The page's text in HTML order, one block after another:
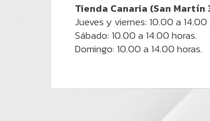
Tienda Canaria (San Martín
Jueves y viernes: 10.00 a
Sábado: 10.00 a 14.00 horas.
Domingo: 10.00 a 14.00 horas.